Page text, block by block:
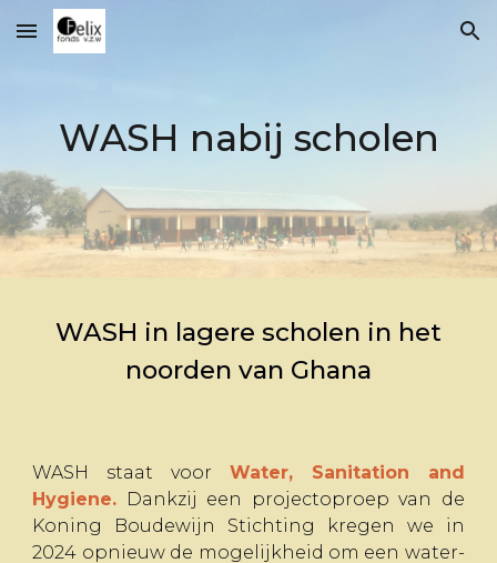
Skip to main content Skip to navigation
WASH nabij scholen
WASH in lagere scholen in het
noorden van Ghana
WASH staat voor Water, Sanitation and
Hygiene. Dankzij een projectoproep van de
Koning Boudewijn Stichting kregen we in
2024 opnieuw de mogelijkheid om een water-